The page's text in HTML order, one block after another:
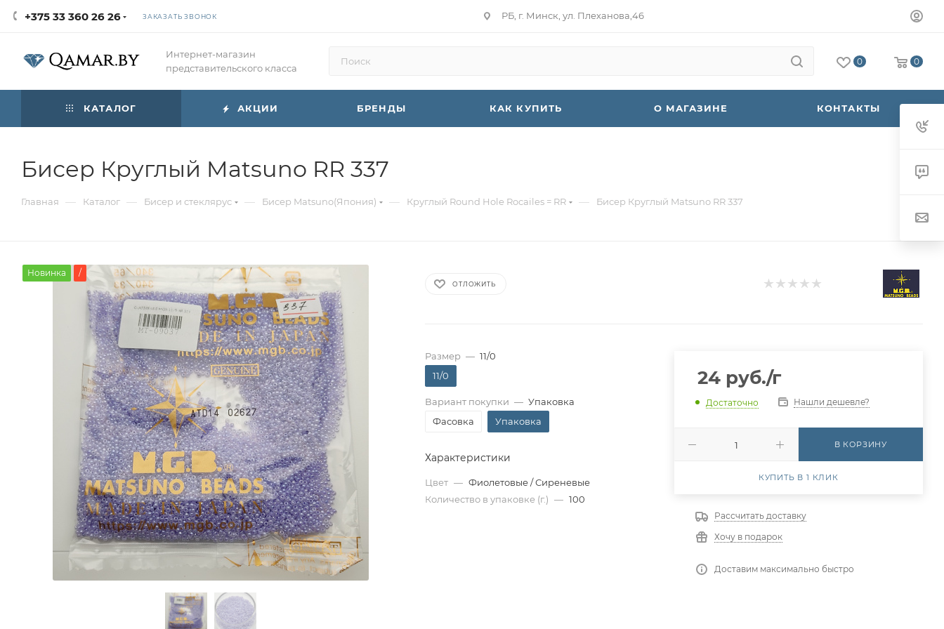
+375 33 360 26 26 ЗАКАЗАТЬ ЗВОНОК РБ, г. Минск, ул. Плеханова,46
Интернет-магазин
представительского класса
0 0
КАТАЛОГ АКЦИИ БРЕНДЫ КАК КУПИТЬ О МАГАЗИНЕ КОНТАКТЫ
Бисер Круглый Matsuno RR 337
Главная — Каталог — Бисер и стеклярус — Бисер Matsuno(Япония) — Круглый Round Hole Rocailes = RR — Бисер Круглый Matsuno RR 337
Новинка /
ОТЛОЖИТЬ
Размер — 11/0
11/0
Вариант покупки — Упаковка
Фасовка
Упаковка
Характеристики
Цвет — Фиолетовые / Сиреневые
Количество в упаковке (г.) — 100
24руб./г
Достаточно Нашли дешевле?
В КОРЗИНУ
КУПИТЬ В 1 КЛИК
Рассчитать доставку
Хочу в подарок
Доставим максимально быстро